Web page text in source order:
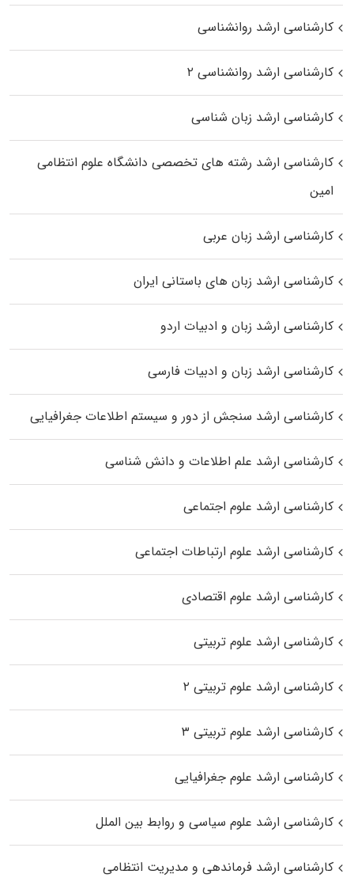
کارشناسی ارشد روانشناسی
کارشناسی ارشد روانشناسی ۲
کارشناسی ارشد زبان شناسی
کارشناسی ارشد رﺷﺘﻪ ﻫﺎی تخصصی داﻧﺸﮕﺎه ﻋﻠﻮم انتظامی
اﻣﻴﻦ
کارشناسی ارشد زبان عربی
کارشناسی ارشد زبان‌ های باستانی ایران
کارشناسی ارشد زبان و ادبیات اردو
کارشناسی ارشد زبان و ادبیات فارسی
کارشناسی ارشد سنجش از دور و سیستم اطلاعات جغرافیایی
کارشناسی ارشد علم اطلاعات و دانش شناسی
کارشناسی ارشد علوم اجتماعی
کارشناسی ارشد علوم ارتباطات اجتماعی
کارشناسی ارشد علوم اقتصادی
کارشناسی ارشد علوم تربیتی
کارشناسی ارشد علوم تربیتی ۲
کارشناسی ارشد علوم تربیتی ۳
کارشناسی ارشد علوم جغرافیایی
کارشناسی ارشد علوم سیاسی و روابط بین الملل
کارشناسی ارشد فرماندهی و مدیریت انتظامی